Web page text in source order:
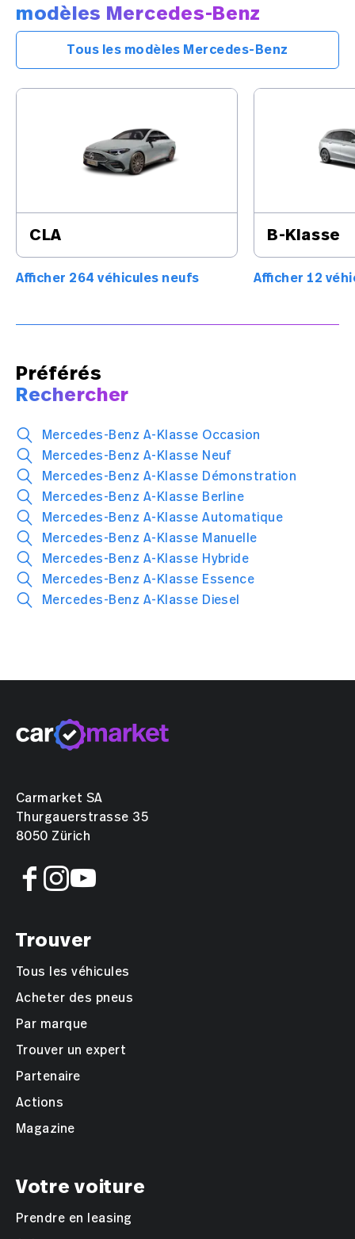
modèles Mercedes-Benz
Tous les modèles Mercedes-Benz
CLA
Afficher 264 véhicules neufs
B-Klasse
Afficher 12
Préférés
Rechercher
Mercedes-Benz A-Klasse Occasion
Mercedes-Benz A-Klasse Neuf
Mercedes-Benz A-Klasse Démonstration
Mercedes-Benz A-Klasse Berline
Mercedes-Benz A-Klasse Automatique
Mercedes-Benz A-Klasse Manuelle
Mercedes-Benz A-Klasse Hybride
Mercedes-Benz A-Klasse Essence
Mercedes-Benz A-Klasse Diesel
Carmarket SA
Thurgauerstrasse 35
8050 Zürich
Trouver
Tous les véhicules
Acheter des pneus
Par marque
Trouver un expert
Partenaire
Actions
Magazine
Votre voiture
Prendre en leasing